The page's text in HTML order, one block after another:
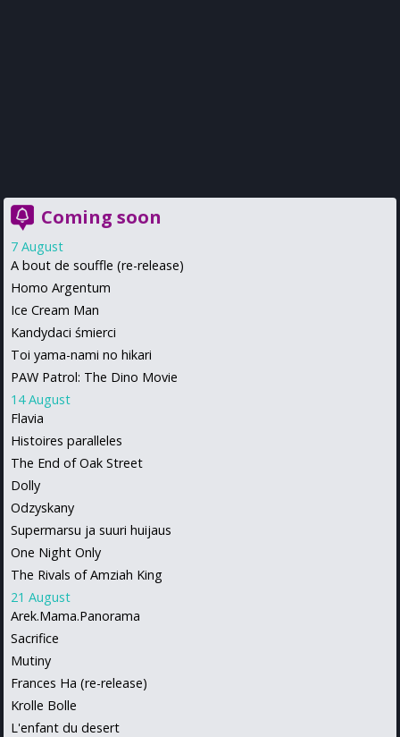
Coming soon
7 August
A bout de souffle (re-release)
Homo Argentum
Ice Cream Man
Kandydaci śmierci
Toi yama-nami no hikari
PAW Patrol: The Dino Movie
14 August
Flavia
Histoires paralleles
The End of Oak Street
Dolly
Odzyskany
Supermarsu ja suuri huijaus
One Night Only
The Rivals of Amziah King
21 August
Arek.Mama.Panorama
Sacrifice
Mutiny
Frances Ha (re-release)
Krolle Bolle
L'enfant du desert